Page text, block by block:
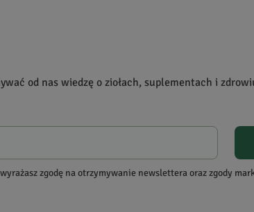
od nas wiedzę o ziołach, suplementach i
zgodę na otrzymywanie newslettera oraz zgody